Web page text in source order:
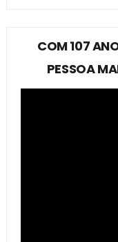
COM 107
PESSOA